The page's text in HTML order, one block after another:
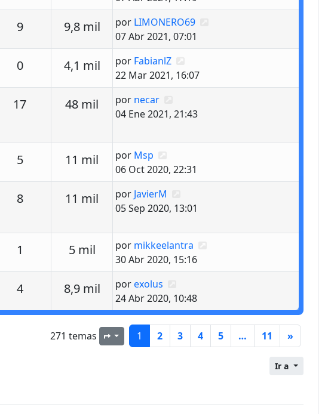
9Respuestas
9,8 milVistasÚltimo mensaje
por LIMONERO69
07 Abr 2021, 07:01
0Respuestas
4,1 milVistasÚltimo mensaje
por FabianlZ
22 Mar 2021, 16:07
17Respuestas
48 mil Vistas
Último mensaje
por necar
04 Ene 2021, 21:43
5Respuestas
11 mil Vistas
Último mensaje
por Msp
06 Oct 2020, 22:31
8Respuestas
11 mil Vistas
Último mensaje
por JavierM
05 Sep 2020, 13:01
1 Respuestas
5 milVistasÚltimo mensaje
por mikkeelantra
30 Abr 2020, 15:16
4Respuestas
8,9 milVistasÚltimo mensaje
porexolus
24 Abr 2020, 10:48
271 temas Página1 de11
1 2 3 4 5 … 11 »
Ir a